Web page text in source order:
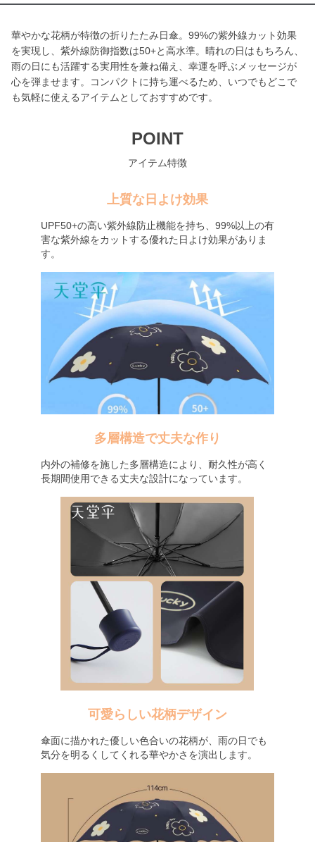
華やかな花柄が特徴の折りたたみ日傘。99%の紫外線カット効果
を実現し、紫外線防御指数は50+と高水準。晴れの日はもちろん、
雨の日にも活躍する実用性を兼ね備え、幸運を呼ぶメッセージが
心を弾ませます。コンパクトに持ち運べるため、いつでもどこで
も気軽に使えるアイテムとしておすすめです。
POINT
アイテム特徴
上質な日よけ効果
UPF50+の高い紫外線防止機能を持ち、99%以上の有
害な紫外線をカットする優れた日よけ効果がありま
す。
多層構造で丈夫な作り
内外の補修を施した多層構造により、耐久性が高く
長期間使用できる丈夫な設計になっています。
可愛らしい花柄デザイン
傘面に描かれた優しい色合いの花柄が、雨の日でも
気分を明るくしてくれる華やかさを演出します。